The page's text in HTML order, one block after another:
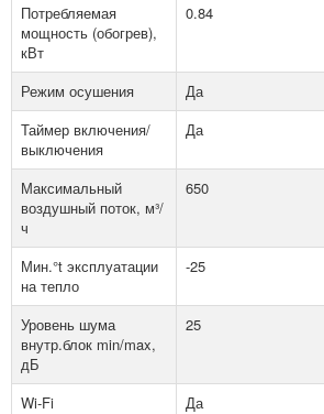
Потребляемая
мощность (обогрев),
кВт
0.84
Режим осушения
Да
Таймер включения/
выключения
Да
Максимальный
воздушный поток, м³/
ч
650
Мин.°t эксплуатации
на тепло
-25
Уровень шума
внутр.блок min/max,
дБ
25
Wi-Fi
Да